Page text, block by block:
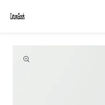
ンツに
進む
報にス
キップ